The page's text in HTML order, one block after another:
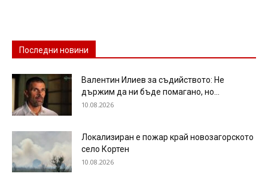
Последни новини
Валентин Илиев за съдийството: Не
държим да ни бъде помагано, но...
10.08.2026
Локализиран е пожар край новозагорското
село Кортен
10.08.2026